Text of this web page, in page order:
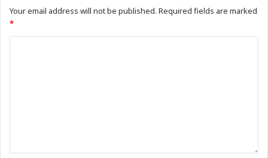
Your email address will not be published. Required fields are marked
*